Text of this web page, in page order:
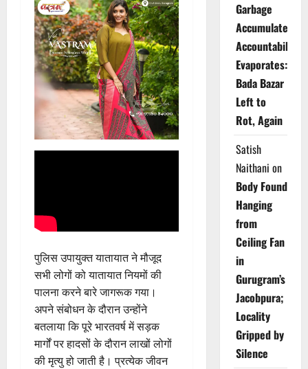
पुलिस उपायुक्त यातायात ने मौजूद
सभी लोगों को यातायात नियमों की
पालना करने बारे जागरूक गया।
अपने संबोधन के दौरान उन्होंने
बतलाया कि पूरे भारतवर्ष में सड़क
मार्गों पर हादसों के दौरान लाखों लोगों
की मृत्यु हो जाती है। प्रत्येक जीवन
Garbage
Accumulates,
Accountability
Evaporates:
Bada Bazar
Left to
Rot, Again
Satish
Naithani on
Body Found
Hanging
from
Ceiling Fan
in
Gurugram’s
Jacobpura;
Locality
Gripped by
Silence